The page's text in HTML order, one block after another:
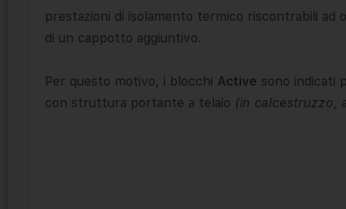
prestazioni di isolamento termico riscontrabili
di un cappotto aggiuntivo.
Per questo motivo, i blocchi Active sono indicati
con struttura portante a telaio (in calcestruzzo,